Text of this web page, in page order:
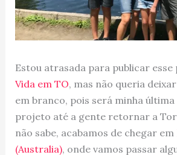
Estou atrasada para publicar esse
Vida em TO, mas não queria
em branco, pois será minha
projeto até a gente retornar a
não sabe, acabamos de chegar em
(Australia), onde vamos passar